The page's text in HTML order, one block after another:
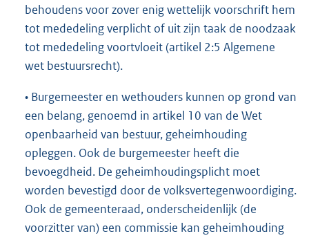
behoudens voor zover enig wettelijk voorschrift hem
tot mededeling verplicht of uit zijn taak de noodzaak
tot mededeling voortvloeit (artikel 2:5 Algemene
wet bestuursrecht).
• Burgemeester en wethouders kunnen op grond van
een belang, genoemd in artikel 10 van de Wet
openbaarheid van bestuur, geheimhouding
opleggen. Ook de burgemeester heeft die
bevoegdheid. De geheimhoudingsplicht moet
worden bevestigd door de volksvertegenwoordiging.
Ook de gemeenteraad, onderscheidenlijk (de
voorzitter van) een commissie kan geheimhouding